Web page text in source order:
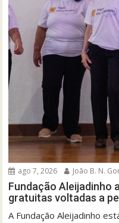
ago 7, 2026 João B. N.
Fundação Aleijadinho
gratuitas voltadas a
A Fundação Aleijadinho